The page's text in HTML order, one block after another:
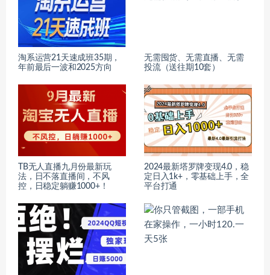
淘系运营21天速成班35期，
年前最后一波和2025方向
无需囤货、无需直播、无需
投流（送往期10套）
TB无人直播九月份最新玩
法，日不落直播间，不风
控，日稳定躺赚1000+！
2024最新塔罗牌变现4.0，稳
定日入1k+，零基础上手，全
平台打通